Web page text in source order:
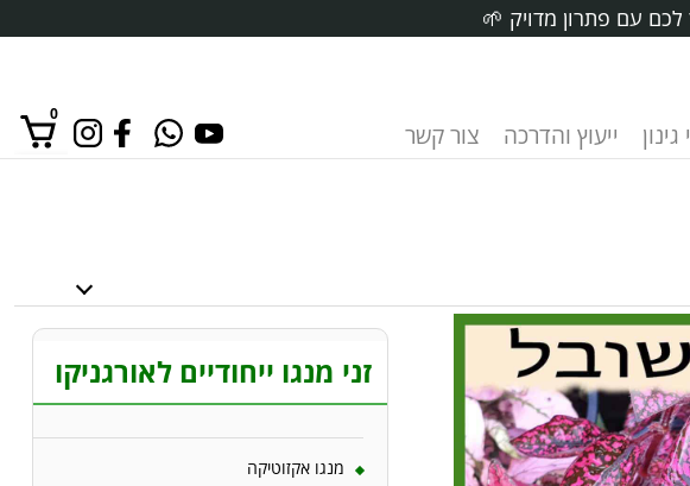
לכם עם פתרון מדויק 🌱
ייעוץ והדרכה צור קשר
0
זני מנגו ייחודיים לאורגניקו
מנגו אקזוטיקה